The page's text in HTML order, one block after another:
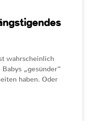
wahrscheinlich
„gesünder“
haben. Oder